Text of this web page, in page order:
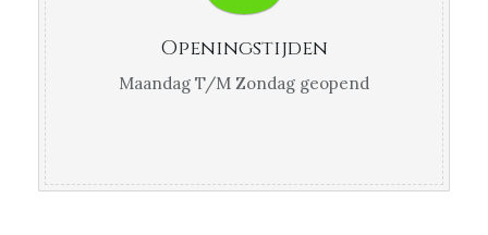
Openingstijden
Maandag T/M Zondag geopend